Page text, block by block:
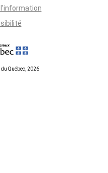
Québec, 2026